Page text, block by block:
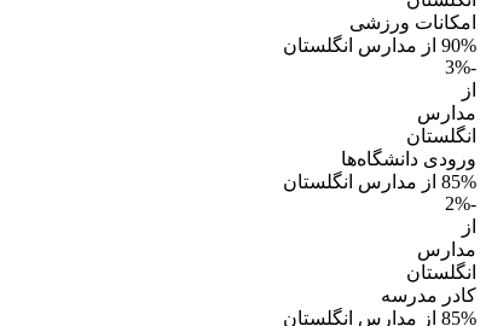
امکانات ورزشی
90% از مدارس انگلستان
-3%
از
مدارس
انگلستان
ورودی دانشگاه‌ها
85% از مدارس انگلستان
-2%
از
مدارس
انگلستان
کادر مدرسه
85% از مدارس انگلستان